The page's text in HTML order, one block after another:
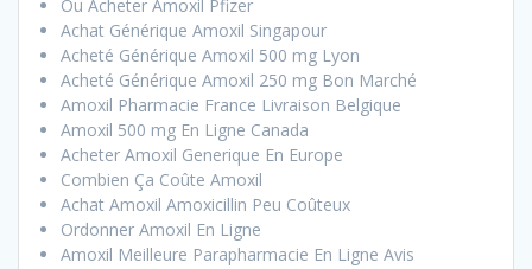
Ou Acheter Amoxil Pfizer
Achat Générique Amoxil Singapour
Acheté Générique Amoxil 500 mg Lyon
Acheté Générique Amoxil 250 mg Bon Marché
Amoxil Pharmacie France Livraison Belgique
Amoxil 500 mg En Ligne Canada
Acheter Amoxil Generique En Europe
Combien Ça Coûte Amoxil
Achat Amoxil Amoxicillin Peu Coûteux
Ordonner Amoxil En Ligne
Amoxil Meilleure Parapharmacie En Ligne Avis